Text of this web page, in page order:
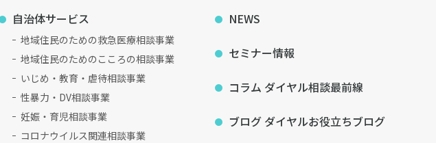
自治体サービス
地域住民のための救急医療相談事業
地域住民のためのこころの相談事業
いじめ・教育・虐待相談事業
性暴力・DV相談事業
妊娠・育児相談事業
コロナウイルス関連相談事業
NEWS
セミナー情報
コラム ダイヤル相談最前線
ブログ ダイヤルお役立ちブログ